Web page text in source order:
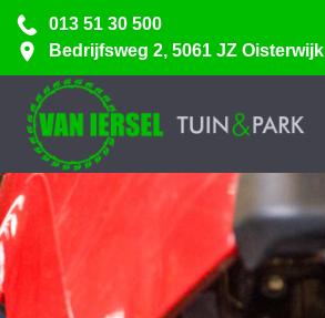
013 51 30 500
Bedrijfsweg 2, 5061 JZ Oisterwijk